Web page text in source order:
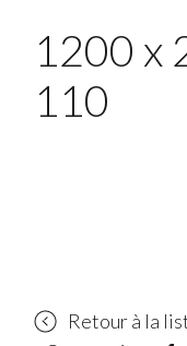
1200 x
110
Retour à la